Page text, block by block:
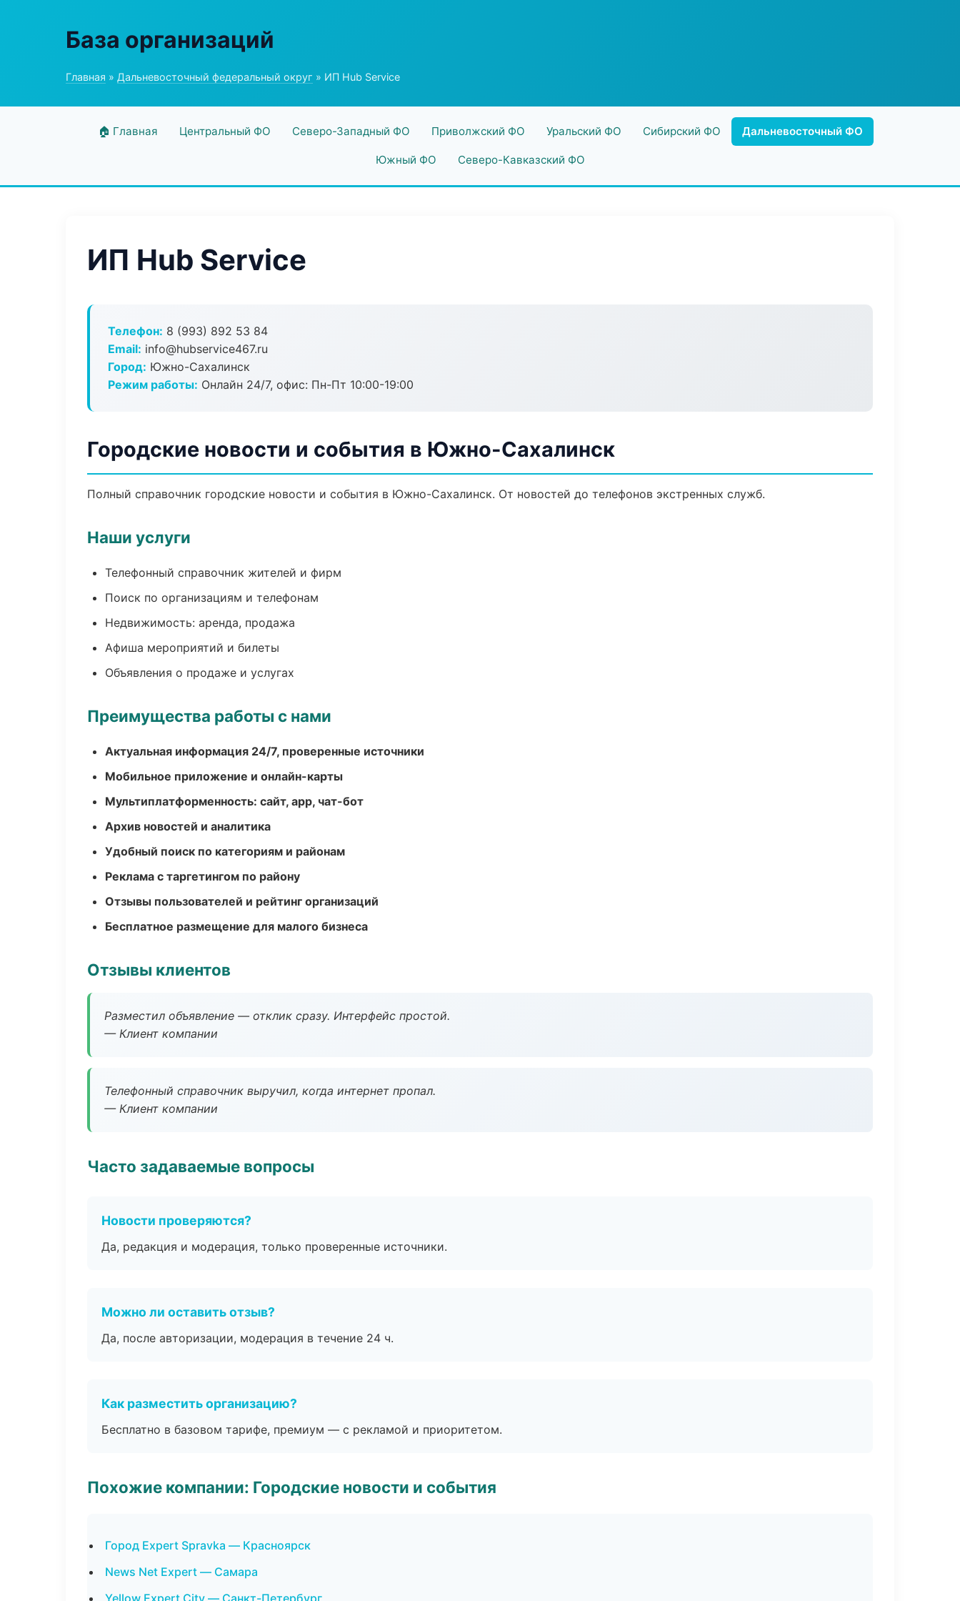
База организаций
Главная » Дальневосточный федеральный округ » ИП Hub Service
🏠 Главная Центральный ФО Северо-Западный ФО Приволжский ФО Уральский ФО Сибирский ФО Дальневосточный ФО
Южный ФО Северо-Кавказский ФО
ИП Hub Service
Телефон: 8 (993) 892 53 84
Email: info@hubservice467.ru
Город: Южно-Сахалинск
Режим работы: Онлайн 24/7, офис: Пн-Пт 10:00-19:00
Городские новости и события в Южно-Сахалинск
Полный справочник городские новости и события в Южно-Сахалинск. От новостей до телефонов экстренных служб.
Наши услуги
Телефонный справочник жителей и фирм
Поиск по организациям и телефонам
Недвижимость: аренда, продажа
Афиша мероприятий и билеты
Объявления о продаже и услугах
Преимущества работы с нами
Актуальная информация 24/7, проверенные источники
Мобильное приложение и онлайн-карты
Мультиплатформенность: сайт, app, чат-бот
Архив новостей и аналитика
Удобный поиск по категориям и районам
Реклама с таргетингом по району
Отзывы пользователей и рейтинг организаций
Бесплатное размещение для малого бизнеса
Отзывы клиентов
Разместил объявление — отклик сразу. Интерфейс простой.
— Клиент компании
Телефонный справочник выручил, когда интернет пропал.
— Клиент компании
Часто задаваемые вопросы
Новости проверяются?
Да, редакция и модерация, только проверенные источники.
Можно ли оставить отзыв?
Да, после авторизации, модерация в течение 24 ч.
Как разместить организацию?
Бесплатно в базовом тарифе, премиум — с рекламой и приоритетом.
Похожие компании: Городские новости и события
Город Expert Spravka — Красноярск
News Net Expert — Самара
Yellow Expert City — Санкт-Петербург